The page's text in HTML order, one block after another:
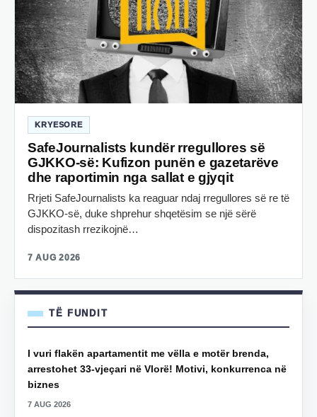
KRYESORE
SafeJournalists kundër rregullores së
GJKKO-së: Kufizon punën e gazetarëve
dhe raportimin nga sallat e gjyqit
Rrjeti SafeJournalists ka reaguar ndaj rregullores së re të
GJKKO-së, duke shprehur shqetësim se një sërë
dispozitash rrezikojnë…
7 AUG 2026
TË FUNDIT
I vuri flakën apartamentit me vëlla e motër brenda,
arrestohet 33-vjeçari në Vlorë! Motivi, konkurrenca në
biznes
7 AUG 2026